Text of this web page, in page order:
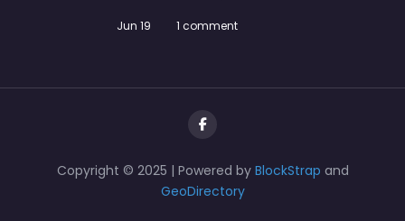
Jun 19 1 comment
Copyright © 2025 | Powered by BlockStrap and
GeoDirectory